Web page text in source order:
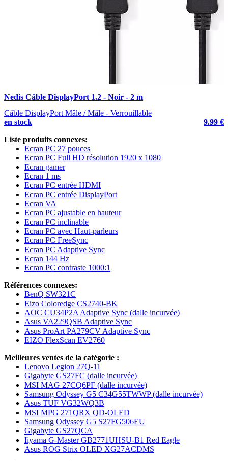
Nedis Câble DisplayPort 1.2 - Noir - 2 m
Câble DisplayPort Mâle / Mâle - Verrouillable
en stock
9.99 €
Liste produits connexes:
Ecran PC 27 pouces
Ecran PC Full HD résolution 1920 x 1080
Ecran gamer
Ecran 1 ms
Ecran PC entrée HDMI
Ecran PC entrée DisplayPort
Ecran VA
Ecran PC ajustable en hauteur
Ecran PC inclinable
Ecran PC avec Haut-parleurs
Ecran PC FreeSync
Ecran PC Adaptive Sync
Ecran 144 Hz
Ecran PC contraste 1000:1
Références connexes:
BenQ SW321C
Eizo Coloredge CS2740-BK
AOC CU34P2A Adaptive Sync (dalle incurvée)
Asus VA229QSB Adaptive Sync
Asus ProArt PA279CV Adaptive Sync
EIZO FlexScan EV2760
Meilleures ventes de la catégorie :
Lenovo Legion 27Q-11
Gigabyte GS27FC (dalle incurvée)
MSI MAG 27CQ6PF (dalle incurvée)
Samsung Odyssey G5 C34G55TWWP (dalle incurvée)
Asus TUF VG32WQ3B
MSI MPG 271QRX QD-OLED
Samsung Odyssey G5 S27FG506EU
Gigabyte GS27QCA
Iiyama G-Master GB2771UHSU-B1 Red Eagle
Asus ROG Strix OLED XG27ACDMS